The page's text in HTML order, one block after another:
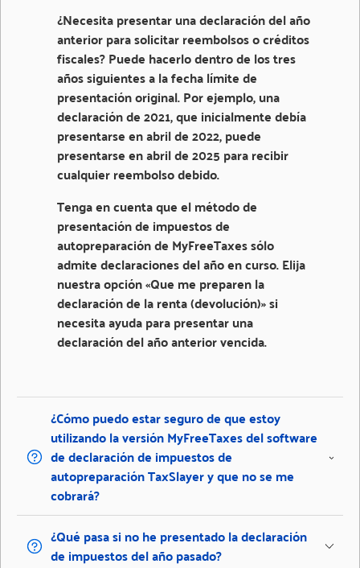
¿Necesita presentar una declaración del año
anterior para solicitar reembolsos o créditos
fiscales? Puede hacerlo dentro de los tres
años siguientes a la fecha límite de
presentación original. Por ejemplo, una
declaración de 2021, que inicialmente debía
presentarse en abril de 2022, puede
presentarse en abril de 2025 para recibir
cualquier reembolso debido.
Tenga en cuenta que el método de
presentación de impuestos de
autopreparación de MyFreeTaxes sólo
admite declaraciones del año en curso. Elija
nuestra opción «Que me preparen la
declaración de la renta (devolución)» si
necesita ayuda para presentar una
declaración del año anterior vencida.
¿Cómo puedo estar seguro de que estoy
utilizando la versión MyFreeTaxes del software
de declaración de impuestos de
autopreparación TaxSlayer y que no se me
cobrará?
¿Qué pasa si no he presentado la declaración
de impuestos del año pasado?